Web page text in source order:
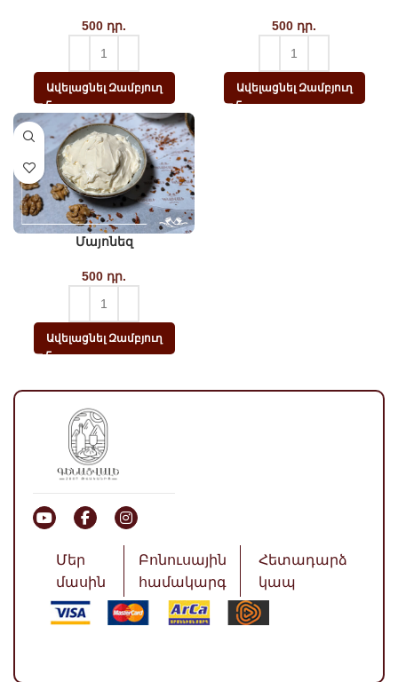
500 դր.
Ավելացնել Զամբյուղ
500 դր.
Ավելացնել Զամբյուղ
Մայոնեզ
500 դր.
Ավելացնել Զամբյուղ
Մեր
մասին
Բոնուսային
համակարգ
Հետադարձ
կապ